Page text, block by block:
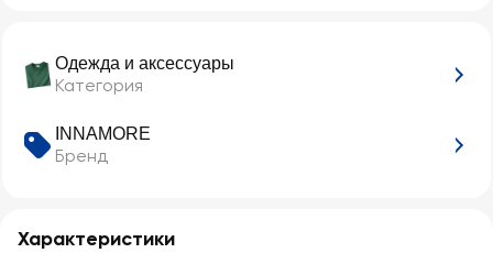
Одежда и аксессуары
Категория
INNAMORE
Бренд
Характеристики